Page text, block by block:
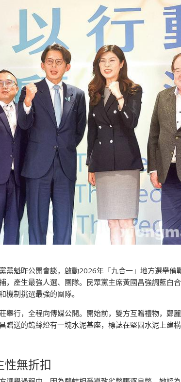
黨魁昨公開會談，啟動2026年「九合一」地方選舉
，產生最強人選、團隊。民眾黨主席黃國昌強調藍白
機制挑選最強的團隊。
舉行，全程向傳媒公開。開始前，雙方互贈禮物，鄭
贈送的鎢絲燈有一塊水泥基座，標誌在堅固水泥上建
性無折扣